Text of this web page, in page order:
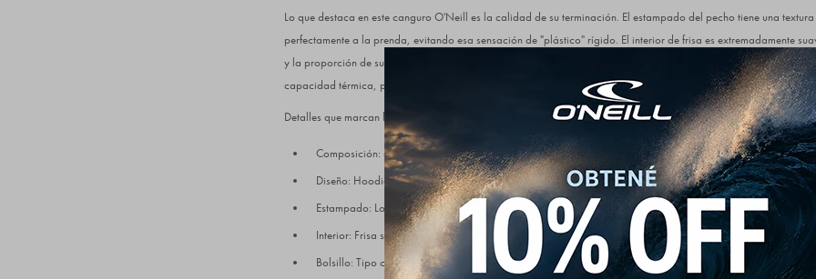
Lo que destaca en este canguro O'Neill es la calidad de su terminación. El estampado del pecho tiene una
perfectamente a la prenda, evitando esa sensación de "plástico" rígido. El interior de frisa es extremadamente
y la proporción de su material asegura que la capucha mantenga su estructura y no se caiga. Es una prenda
capacidad térmica, pensada para durar y acompañarte en todas.
Detalles que marcan la diferencia:
Composición: 60% Algodón, 40% Poliéster (mezcla de alta resistencia y suavidad).
Diseño: Hoodie cerrado con capucha integrada.
Estampado: Logo O'Neill lineal.
Interior: Frisa suave de gramaje medio para mayor confort térmico.
Bolsillo: Tipo canguro frontal con costuras reforzadas.